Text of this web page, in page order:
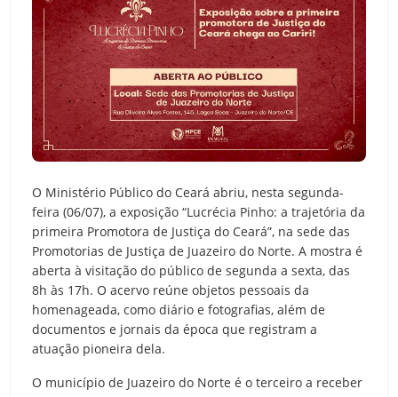
O Ministério Público do Ceará abriu, nesta segunda-
feira (06/07), a exposição “Lucrécia Pinho: a trajetória da
primeira Promotora de Justiça do Ceará”, na sede das
Promotorias de Justiça de Juazeiro do Norte. A mostra é
aberta à visitação do público de segunda a sexta, das
8h às 17h. O acervo reúne objetos pessoais da
homenageada, como diário e fotografias, além de
documentos e jornais da época que registram a
atuação pioneira dela.
O município de Juazeiro do Norte é o terceiro a receber